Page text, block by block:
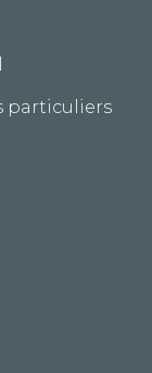
particuliers